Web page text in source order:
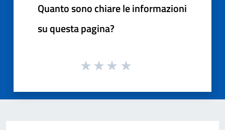
Quanto sono chiare le informazioni
su questa pagina?